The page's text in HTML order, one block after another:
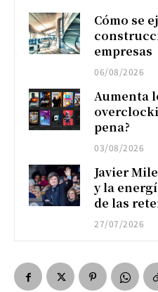
Cómo se
empresas
06/08/2026
Aumenta
pena?
03/08/2026
Javier
y la
de las
27/07/2026